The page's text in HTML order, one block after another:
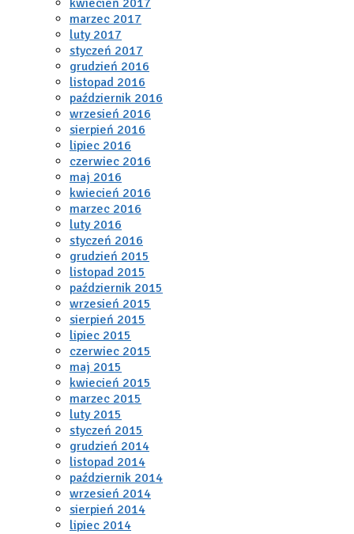
marzec 2017
luty 2017
styczeń 2017
grudzień 2016
listopad 2016
październik 2016
wrzesień 2016
sierpień 2016
lipiec 2016
czerwiec 2016
maj 2016
kwiecień 2016
marzec 2016
luty 2016
styczeń 2016
grudzień 2015
listopad 2015
październik 2015
wrzesień 2015
sierpień 2015
lipiec 2015
czerwiec 2015
maj 2015
kwiecień 2015
marzec 2015
luty 2015
styczeń 2015
grudzień 2014
listopad 2014
październik 2014
wrzesień 2014
sierpień 2014
lipiec 2014